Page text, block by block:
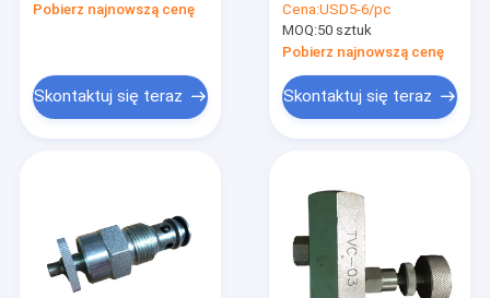
Pobierz najnowszą cenę
Skontaktuj się teraz
regulacyjny z
kontrolą przepływu
wstecznego
Cena:USD5-6/pc
MOQ:50 sztuk
Pobierz najnowszą cenę
Skontaktuj się teraz